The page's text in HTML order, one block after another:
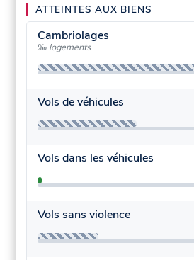
ATTEINTES AUX BIENS
Cambriolages
‰ logements
Vols de véhicules
Vols dans les véhicules
Vols sans violence